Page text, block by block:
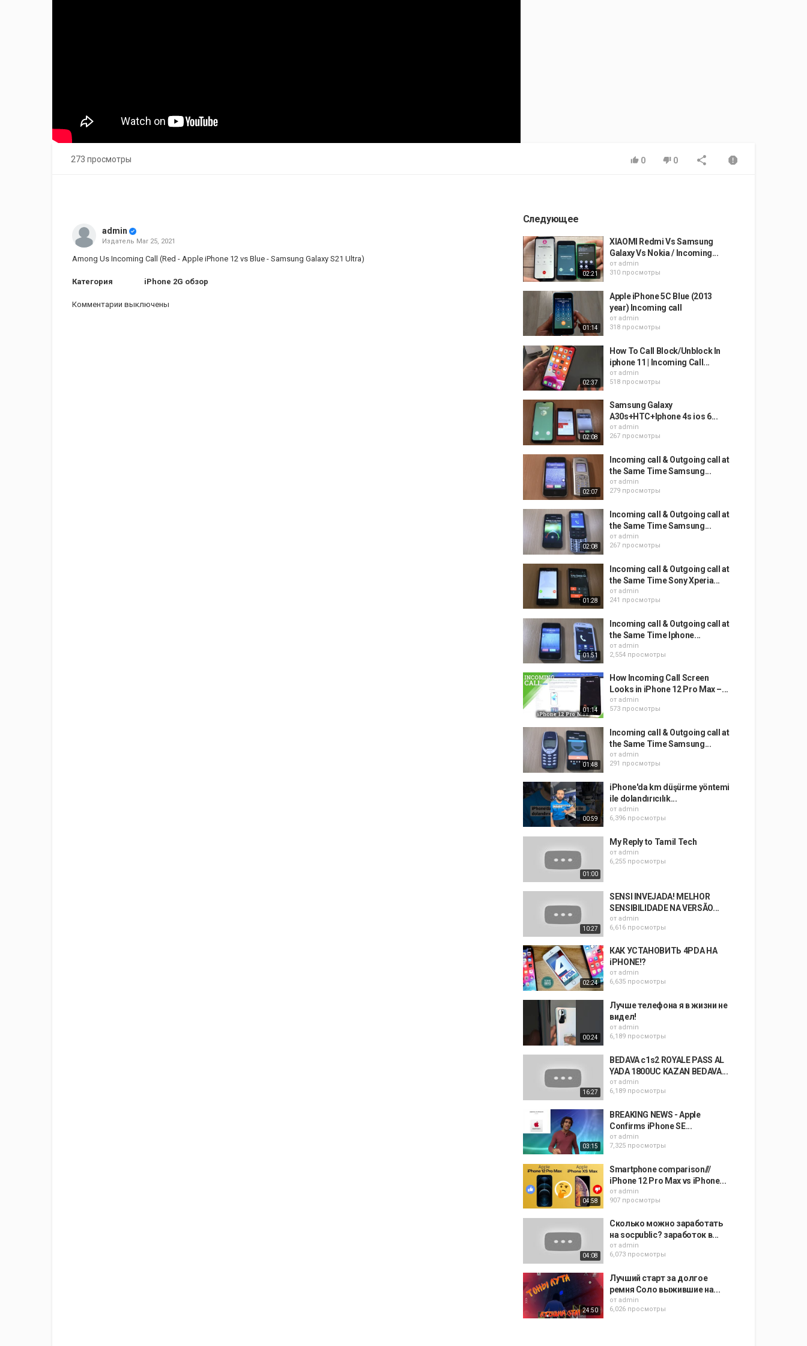
273 просмотры 0 0
admin
Издатель Mar 25, 2021
Among Us Incoming Call (Red - Apple iPhone 12 vs Blue - Samsung Galaxy S21 Ultra)
Категория iPhone 2G обзор
Комментарии выключены
Следующее
02:21
XIAOMI Redmi Vs Samsung
Galaxy Vs Nokia / Incoming...
от admin
310 просмотры
01:14
Apple iPhone 5C Blue (2013
year) Incoming call
от admin
318 просмотры
02:37
How To Call Block/Unblock In
iphone 11 | Incoming Call...
от admin
518 просмотры
02:08
Samsung Galaxy
A30s+HTC+Iphone 4s ios 6...
от admin
267 просмотры
02:07
Incoming call & Outgoing call at
the Same Time Samsung...
от admin
279 просмотры
02:08
Incoming call & Outgoing call at
the Same Time Samsung...
от admin
267 просмотры
01:28
Incoming call & Outgoing call at
the Same Time Sony Xperia...
от admin
241 просмотры
01:51
Incoming call & Outgoing call at
the Same Time Iphone...
от admin
2,554 просмотры
01:14
How Incoming Call Screen
Looks in iPhone 12 Pro Max –...
от admin
573 просмотры
01:48
Incoming call & Outgoing call at
the Same Time Samsung...
от admin
291 просмотры
00:59
iPhone'da km düşürme yöntemi
ile dolandırıcılık...
от admin
6,396 просмотры
01:00
My Reply to Tamil Tech
от admin
6,255 просмотры
10:27
SENSI INVEJADA! MELHOR
SENSIBILIDADE NA VERSÃO...
от admin
6,616 просмотры
02:24
КАК УСТАНОВИТЬ 4PDA НА
iPHONE!?
от admin
6,635 просмотры
00:24
Лучше телефона я в жизни не
видел!
от admin
6,189 просмотры
16:27
BEDAVA c1s2 ROYALE PASS AL
YADA 1800UC KAZAN BEDAVA...
от admin
6,189 просмотры
03:15
BREAKING NEWS - Apple
Confirms iPhone SE...
от admin
7,325 просмотры
04:58
Smartphone comparison///
iPhone 12 Pro Max vs iPhone...
от admin
907 просмотры
04:08
Сколько можно заработать
на socpublic? заработок в...
от admin
6,073 просмотры
24:50
Лучший старт за долгое
ремня Соло выжившие на...
от admin
6,026 просмотры